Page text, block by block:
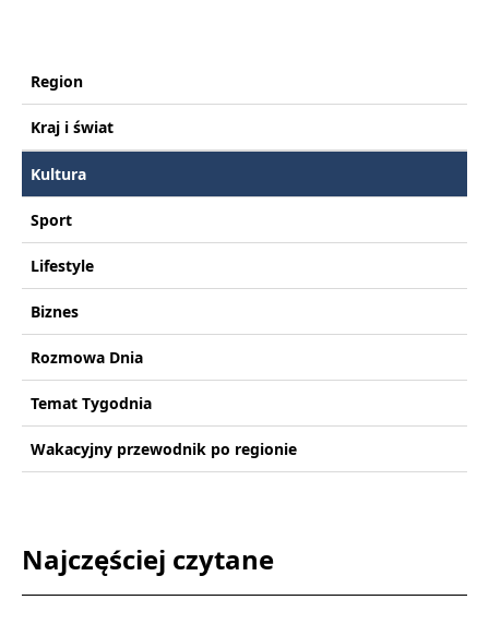
Region
Kraj i świat
Kultura
Sport
Lifestyle
Biznes
Rozmowa Dnia
Temat Tygodnia
Wakacyjny przewodnik po regionie
Najczęściej czytane